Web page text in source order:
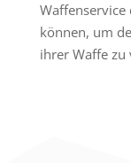
Waffenservice
können, um
ihrer Waffe zu